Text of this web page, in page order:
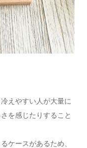
えやすい人が大量に
を感じたりすること
ケースがあるため、